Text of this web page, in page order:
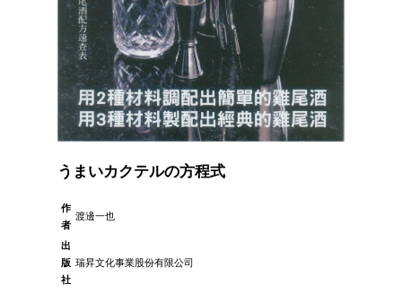
うまいカクテルの方程式
作
者
渡邊一也
出
版
社
瑞昇文化事業股份有限公司